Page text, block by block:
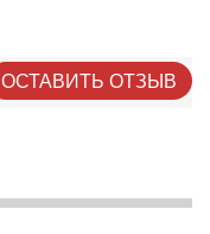
ОСТАВИТЬ ОТЗЫВ